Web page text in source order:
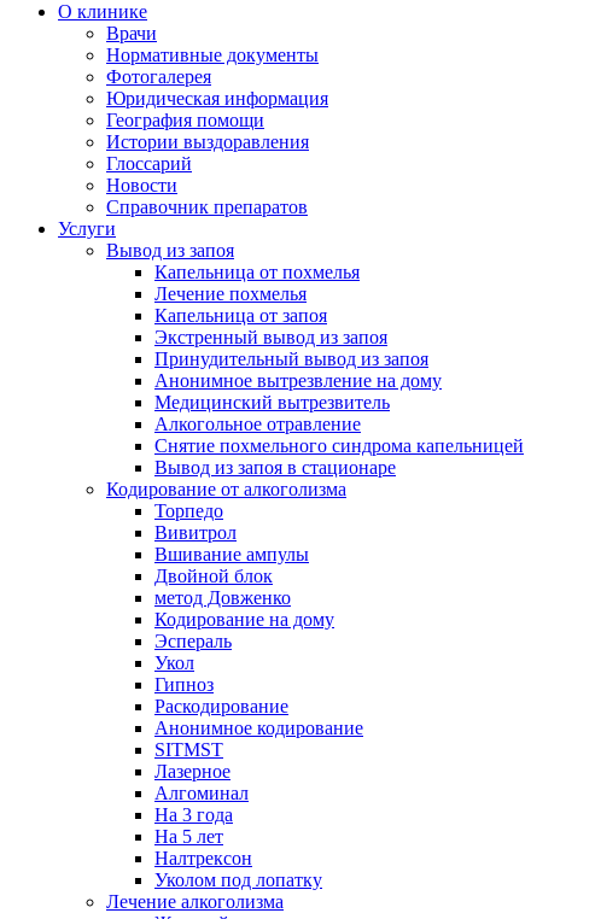
О клинике
Врачи
Нормативные документы
Фотогалерея
Юридическая информация
География помощи
Истории выздоравления
Глоссарий
Новости
Справочник препаратов
Услуги
Вывод из запоя
Капельница от похмелья
Лечение похмелья
Капельница от запоя
Экстренный вывод из запоя
Принудительный вывод из запоя
Анонимное вытрезвление на дому
Медицинский вытрезвитель
Алкогольное отравление
Снятие похмельного синдрома капельницей
Вывод из запоя в стационаре
Кодирование от алкоголизма
Торпедо
Вивитрол
Вшивание ампулы
Двойной блок
метод Довженко
Кодирование на дому
Эспераль
Укол
Гипноз
Раскодирование
Анонимное кодирование
SITMST
Лазерное
Алгоминал
На 3 года
На 5 лет
Налтрексон
Уколом под лопатку
Лечение алкоголизма